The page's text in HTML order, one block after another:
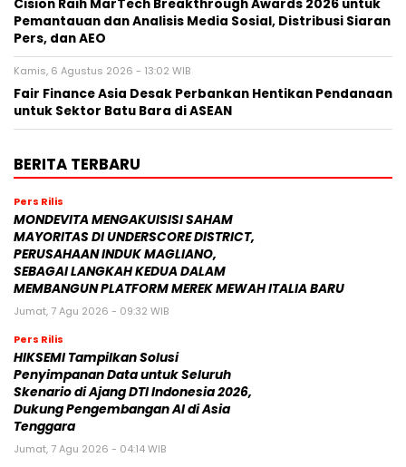
Cision Raih MarTech Breakthrough Awards 2026 untuk
Pemantauan dan Analisis Media Sosial, Distribusi Siaran
Pers, dan AEO
Kamis, 6 Agustus 2026 - 13:02 WIB
Fair Finance Asia Desak Perbankan Hentikan Pendanaan
untuk Sektor Batu Bara di ASEAN
BERITA TERBARU
Pers Rilis
MONDEVITA MENGAKUISISI SAHAM
MAYORITAS DI UNDERSCORE DISTRICT,
PERUSAHAAN INDUK MAGLIANO,
SEBAGAI LANGKAH KEDUA DALAM
MEMBANGUN PLATFORM MEREK MEWAH ITALIA BARU
Jumat, 7 Agu 2026 - 09:32 WIB
Pers Rilis
HIKSEMI Tampilkan Solusi
Penyimpanan Data untuk Seluruh
Skenario di Ajang DTI Indonesia 2026,
Dukung Pengembangan AI di Asia
Tenggara
Jumat, 7 Agu 2026 - 04:14 WIB